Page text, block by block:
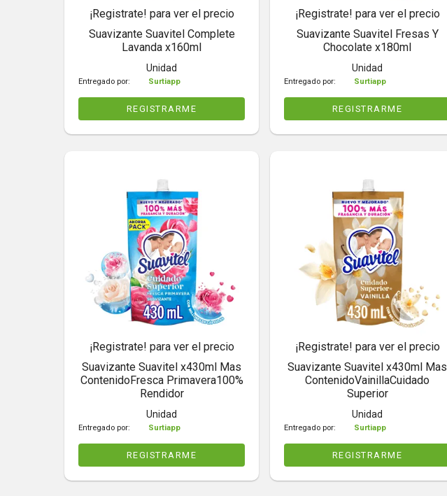
¡Registrate! para ver el precio
Suavizante Suavitel Complete
Lavanda x160ml
Unidad
Entregado por: Surtiapp
REGISTRARME
¡Registrate! para ver el precio
Suavizante Suavitel Fresas Y
Chocolate x180ml
Unidad
Entregado por: Surtiapp
REGISTRARME
¡Registrate! para ver el precio
Suavizante Suavitel x430ml Mas
ContenidoFresca Primavera100%
Rendidor
Unidad
Entregado por: Surtiapp
REGISTRARME
¡Registrate! para ver el precio
Suavizante Suavitel x430ml Mas
ContenidoVainillaCuidado
Superior
Unidad
Entregado por: Surtiapp
REGISTRARME